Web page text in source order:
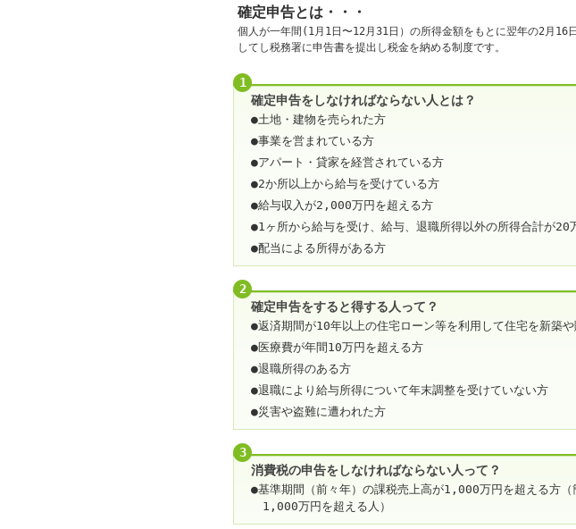
からアクセスして頂
(浜松市
確定申告とは・・・
個人が一年間(1月1日〜12月31日）の所得金額をもとに翌年の2月16
してし税務署に申告書を提出し税金を納める制度です。
1
確定申告をしなければならない人とは？
●土地・建物を売られた方
●事業を営まれている方
●アパート・貸家を経営されている方
●2か所以上から給与を受けている方
●給与収入が2,000万円を超える方
●1ヶ所から給与を受け、給与、退職所得以外の所得合計が20
●配当による所得がある方
2
確定申告をすると得する人って？
●返済期間が10年以上の住宅ローン等を利用して住宅を新築
●医療費が年間10万円を超える方
●退職所得のある方
●退職により給与所得について年末調整を受けていない方
●災害や盗難に遭われた方
3
消費税の申告をしなければならない人って？
●基準期間（前々年）の課税売上高が1,000万円を超える方（
1,000万円を超える人）